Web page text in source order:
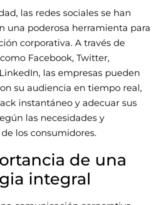
las redes sociales se han
una poderosa herramienta para
corporativa. A través de
Facebook, Twitter,
las empresas pueden
su audiencia en tiempo real,
instantáneo y adecuar sus
las necesidades y
los consumidores.
de una
integral